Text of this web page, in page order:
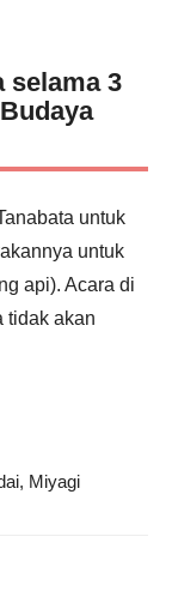
selama 3
untuk
untuk
api). Acara di
tidak akan
Miyagi